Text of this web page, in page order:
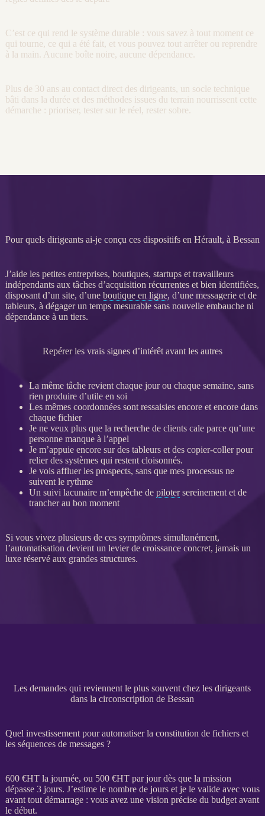
C’est ce qui rend le système durable : vous savez à tout moment ce
qui tourne, ce qui a été fait, et vous pouvez tout arrêter ou reprendre
à la main. Aucune boîte noire, aucune dépendance.
Plus de 30 ans au contact direct des dirigeants, un socle technique
bâti dans la durée et des méthodes issues du terrain nourrissent cette
démarche : prioriser, tester sur le réel, rester sobre.
Pour quels dirigeants ai-je conçu ces dispositifs en Hérault, à Bessan
J’aide les petites entreprises, boutiques, startups et travailleurs
indépendants aux tâches d’acquisition récurrentes et bien identifiées,
disposant d’un site, d’une boutique en ligne, d’une messagerie et de
tableurs, à dégager un temps mesurable sans nouvelle embauche ni
dépendance à un tiers.
Repérer les vrais signes d’intérêt avant les autres
La même tâche revient chaque jour ou chaque semaine, sans
rien produire d’utile en soi
Les mêmes coordonnées sont ressaisies encore et encore dans
chaque fichier
Je ne veux plus que la recherche de clients cale parce qu’une
personne manque à l’appel
Je m’appuie encore sur des tableurs et des copier-coller pour
relier des systèmes qui restent cloisonnés.
Je vois affluer les prospects, sans que mes processusne
suivent le rythme
Un suivi lacunaire m’empêche de pilotersereinement et de
trancher au bon moment
Si vous vivez plusieurs de ces symptômes simultanément,
l’automatisation devient un levier de croissance concret, jamais un
luxe réservé aux grandes structures.
Les demandes qui reviennent le plus souvent chez les dirigeants
dans la circonscription de Bessan
Quel investissement pour automatiser la constitution de fichiers et
les séquences de messages ?
600 €HTla journée, ou 500 €HTpar jour dès que la mission
dépasse 3 jours. J’estime le nombre de jours et je le valide avec vous
avant tout démarrage : vous avez une vision précise du budget avant
le début.